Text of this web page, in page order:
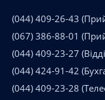
(044) 409-26-43
(067) 386-88-01
(044) 409-23-27
(044) 424-91-42
(044) 409-23-28